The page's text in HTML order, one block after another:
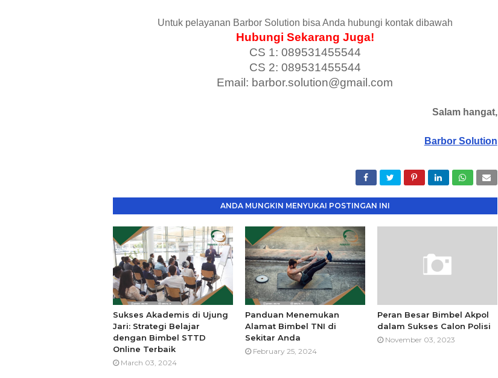
Untuk pelayanan Barbor Solution bisa Anda hubungi kontak dibawah
Hubungi Sekarang Juga!
CS 1: 089531455544
CS 2: 089531455544
Email: barbor.solution@gmail.com
Salam hangat,
Barbor Solution
ANDA MUNGKIN MENYUKAI POSTINGAN INI
Sukses Akademis di Ujung
Jari: Strategi Belajar
dengan Bimbel STTD
Online Terbaik
March 03, 2024
Panduan Menemukan
Alamat Bimbel TNI di
Sekitar Anda
February 25, 2024
Peran Besar Bimbel Akpol
dalam Sukses Calon Polisi
November 03, 2023